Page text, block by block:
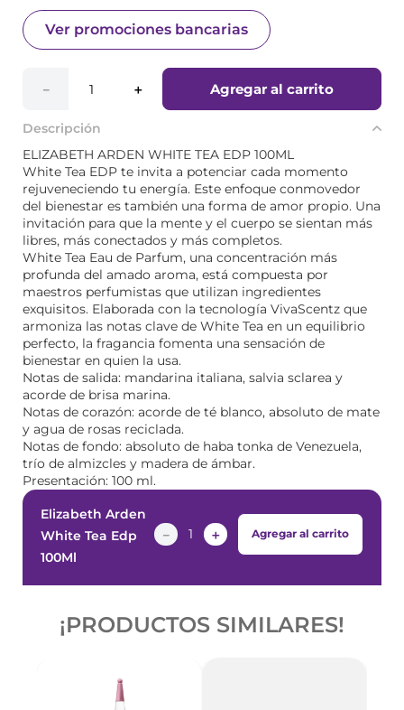
Ver promociones bancarias
＋
－ Agregar al carrito
Descripción
ELIZABETH ARDEN WHITE TEA EDP 100ML
White Tea EDP te invita a potenciar cada momento
rejuveneciendo tu energía. Este enfoque conmovedor
del bienestar es también una forma de amor propio. Una
invitación para que la mente y el cuerpo se sientan más
libres, más conectados y más completos.
White Tea Eau de Parfum, una concentración más
profunda del amado aroma, está compuesta por
maestros perfumistas que utilizan ingredientes
exquisitos. Elaborada con la tecnología VivaScentz que
armoniza las notas clave de White Tea en un equilibrio
perfecto, la fragancia fomenta una sensación de
bienestar en quien la usa.
Notas de salida: mandarina italiana, salvia sclarea y
acorde de brisa marina.
Notas de corazón: acorde de té blanco, absoluto de mate
y agua de rosas reciclada.
Notas de fondo: absoluto de haba tonka de Venezuela,
trío de almizcles y madera de ámbar.
Presentación: 100 ml.
Elizabeth Arden
White Tea Edp
100Ml
＋
－ Agregar al carrito
¡PRODUCTOS SIMILARES!